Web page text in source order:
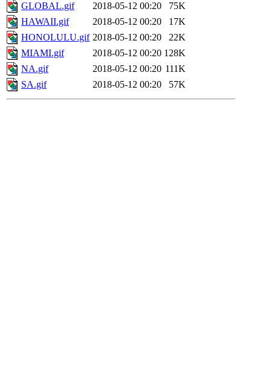
GLOBAL.gif
2018-05-12 00:20
75K
HAWAII.gif
2018-05-12 00:20
17K
HONOLULU.gif 2018-05-12 00:20
22K
MIAMI.gif
2018-05-12 00:20 128K
NA.gif
2018-05-12 00:20 111K
SA.gif
2018-05-12 00:20 57K